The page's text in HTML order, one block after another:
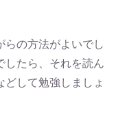
らの方法がよいでし
したら、それを読ん
して勉強しましょ